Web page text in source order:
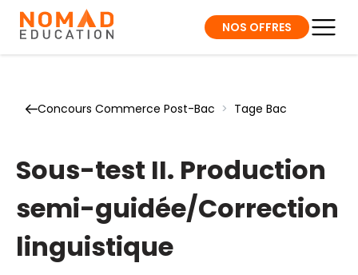
NOS OFFRES
Concours Commerce Post-Bac > Tage Bac
Sous-test II. Production
semi-guidée/Correction
linguistique